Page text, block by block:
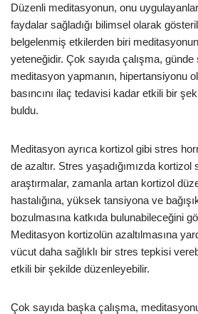
Düzenli meditasyonun, onu
faydalar sağladığı bilimsel olarak
belgelenmiş etkilerden biri
yeteneğidir. Çok sayıda çalışma,
meditasyon yapmanın, hipertansiyonu
basıncını ilaç tedavisi kadar etkili bir
buldu.
Meditasyon ayrıca kortizol gibi stres
de azaltır. Stres yaşadığımızda kortizol
araştırmalar, zamanla artan kortizol
hastalığına, yüksek tansiyona ve
bozulmasına katkıda bulunabileceğini
Meditasyon kortizolün azaltılmasına
vücut daha sağlıklı bir stres tepkisi
etkili bir şekilde düzenleyebilir.
Çok sayıda başka çalışma,